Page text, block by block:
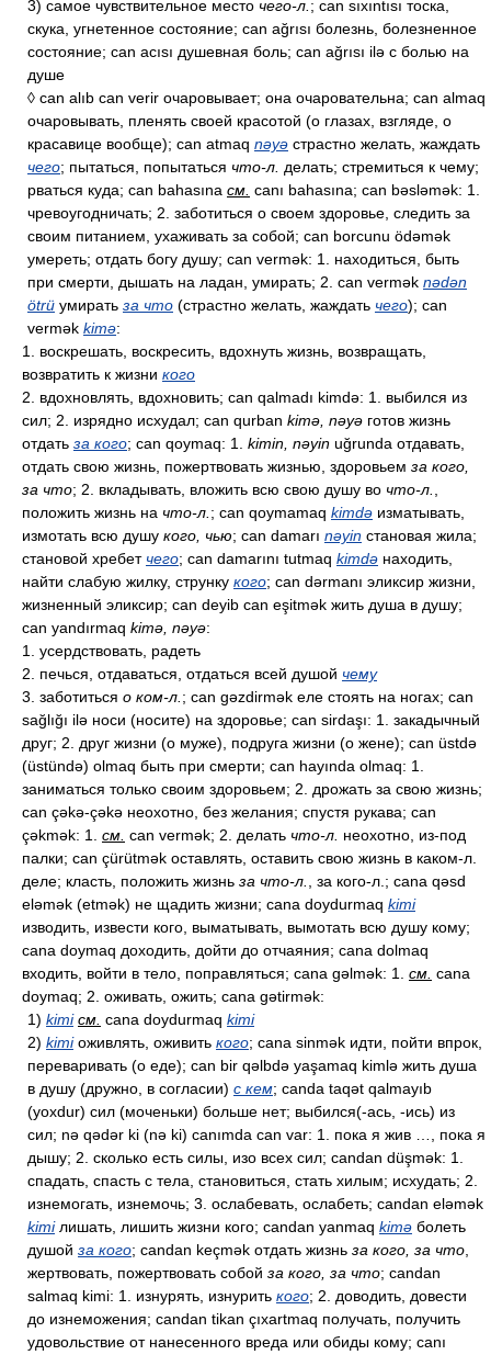
3) самое чувствительное место чего-л. ; can sıxıntısı тоска,
скука, угнетенное состояние; can ağrısı болезнь, болезненное
состояние; can acısı душевная боль; can ağrısı ilə с болью на
душе
◊ can alıb can verir очаровывает; она очаровательна; can almaq
очаровывать, пленять своей красотой (о глазах, взгляде, о
красавице вообще); can atmaq nəyə страстно желать, жаждать
чего; пытаться, попытаться что-л. делать; стремиться к чему;
рваться куда; can bahasına см. canı bahasına; can bəsləmək: 1.
чревоугодничать; 2. заботиться о своем здоровье, следить за
своим питанием, ухаживать за собой; can borcunu ödəmək
умереть; отдать богу душу; can vermək: 1. находиться, быть
при смерти, дышать на ладан, умирать; 2. can vermək nədən
ötrü умирать за что (страстно желать, жаждать чего); can
vermək kimə:
1. воскрешать, воскресить, вдохнуть жизнь, возвращать,
возвратить к жизни кого
2. вдохновлять, вдохновить; can qalmadı kimdə: 1. выбился из
сил; 2. изрядно исхудал; can qurban kimə, nəyə готов жизнь
отдать за кого; can qoymaq: 1. kimin, nəyin uğrunda отдавать,
отдать свою жизнь, пожертвовать жизнью, здоровьем за кого,
за что; 2. вкладывать, вложить всю свою душу во что-л.
положить жизнь на что-л. ; can qoymamaq kimdə изматывать,
измотать всю душу кого, чью; can damarı nəyin становая жила;
становой хребет чего; can damarını tutmaq kimdə находить,
найти слабую жилку, струнку кого; can dərmanı эликсир жизни,
жизненный эликсир; can deyib can eşitmək жить душа в душу;
can yandırmaq kimə, nəyə:
1. усердствовать, радеть
2. печься, отдаваться, отдаться всей душой чему
3. заботиться о ком-л. ; can gəzdirmək еле стоять на ногах; can
sağlığı ilə носи (носите) на здоровье; can sirdaşı: 1. закадычный
друг; 2. друг жизни (о муже), подруга жизни (о жене); can üstdə
(üstündə) olmaq быть при смерти; can hayında olmaq: 1.
заниматься только своим здоровьем; 2. дрожать за свою жизнь;
can çəkə-çəkə неохотно, без желания; спустя рукава; can
çəkmək: 1. см. can vermək; 2. делать что-л. неохотно, из-под
палки; can çürütmək оставлять, оставить свою жизнь в каком-л.
деле; класть, положить жизнь за что-л.
, за кого-л.; cana qəsd
eləmək (etmək) не щадить жизни; cana doydurmaq kimi
изводить, извести кого, выматывать, вымотать всю душу кому;
cana doymaq доходить, дойти до отчаяния; cana dolmaq
входить, войти в тело, поправляться; cana gəlmək: 1. см. cana
doymaq; 2. оживать, ожить; cana gətirmək:
1) kimi см. cana doydurmaq kimi
2) kimiоживлять, оживить кого; cana sinmək идти, пойти впрок,
переваривать (о еде); can bir qəlbdə yaşamaq kimlə жить душа
в душу (дружно, в согласии) с кем; canda taqət qalmayıb
(yoxdur) сил (моченьки) больше нет; выбился(-ась, -ись) из
сил; nə qədər ki (nə ki) canımda can var: 1. пока я жив …, пока я
дышу; 2. сколько есть силы, изо всех сил; candan düşmək: 1.
спадать, спасть с тела, становиться, стать хилым; исхудать; 2.
изнемогать, изнемочь; 3. ослабевать, ослабеть; candan eləmək
kimiлишать, лишить жизни кого; candan yanmaq kimə болеть
душой за кого; candan keçmək отдать жизнь за кого, за что
жертвовать, пожертвовать собой за кого, за что; candan
salmaq kimi: 1. изнурять, изнурить кого; 2. доводить, довести
до изнеможения; candan tikan çıxartmaq получать, получить
удовольствие от нанесенного вреда или обиды кому; canı